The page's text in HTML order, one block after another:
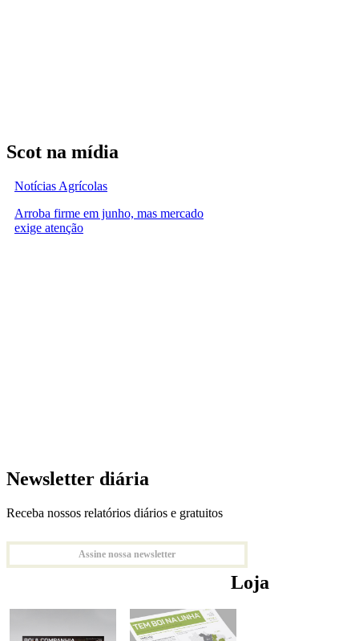
Scot na mídia
Notícias Agrícolas
Arroba firme em junho, mas mercado
exige atenção
Newsletter diária
Receba nossos relatórios diários e gratuitos
Assine nossa newsletter
Loja